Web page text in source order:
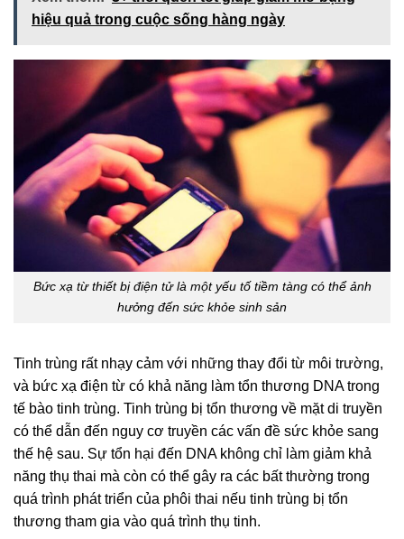
hiệu quả trong cuộc sống hàng ngày
Bức xạ từ thiết bị điện tử là một yếu tố tiềm tàng có thể ảnh
hưởng đến sức khỏe sinh sản
Tinh trùng rất nhạy cảm với những thay đổi từ môi trường,
và bức xạ điện từ có khả năng làm tổn thương DNA trong
tế bào tinh trùng. Tinh trùng bị tổn thương về mặt di truyền
có thể dẫn đến nguy cơ truyền các vấn đề sức khỏe sang
thế hệ sau. Sự tổn hại đến DNA không chỉ làm giảm khả
năng thụ thai mà còn có thể gây ra các bất thường trong
quá trình phát triển của phôi thai nếu tinh trùng bị tổn
thương tham gia vào quá trình thụ tinh.